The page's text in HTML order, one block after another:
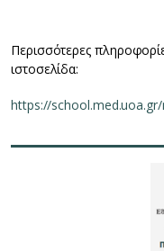
Περισσότερες
ιστοσελίδα:
https://